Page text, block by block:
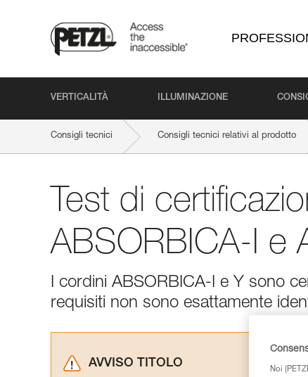
VERTICALITÀ ILLUMINAZIONE
Consigli tecnici Consigli tecnici relativi al prodotto
Test di
ABSORBICA-I e
I cordini ABSORBICA-I e Y sono
requisiti non sono esattamente
AVVISO TITOLO
Noi